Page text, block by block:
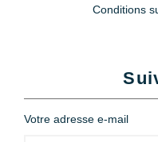
Conditions
Votre adresse e-mail